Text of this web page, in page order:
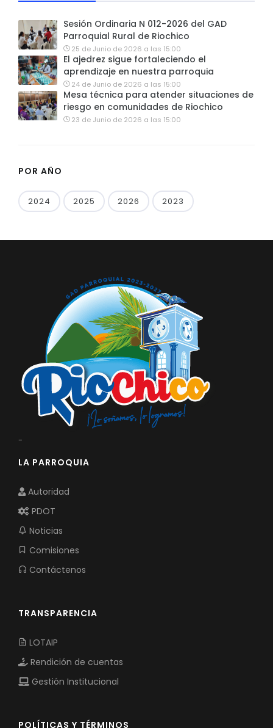
Sesión Ordinaria N 012-2026 del GAD
Parroquial Rural de Riochico
25 de Junio de 2026 a las 15:00
El ajedrez sigue fortaleciendo el
aprendizaje en nuestra parroquia
24 de Junio de 2026 a las 15:00
Mesa técnica para atender situaciones de
riesgo en comunidades de Riochico
23 de Junio de 2026 a las 15:00
POR AÑO
2024 2025 2026 2023
-
LA PARROQUIA
Autoridad
PDOT
Noticias
Comisiones
Contáctenos
TRANSPARENCIA
LOTAIP
Rendición de cuentas
Gestión Institucional
POLÍTICAS Y TÉRMINOS